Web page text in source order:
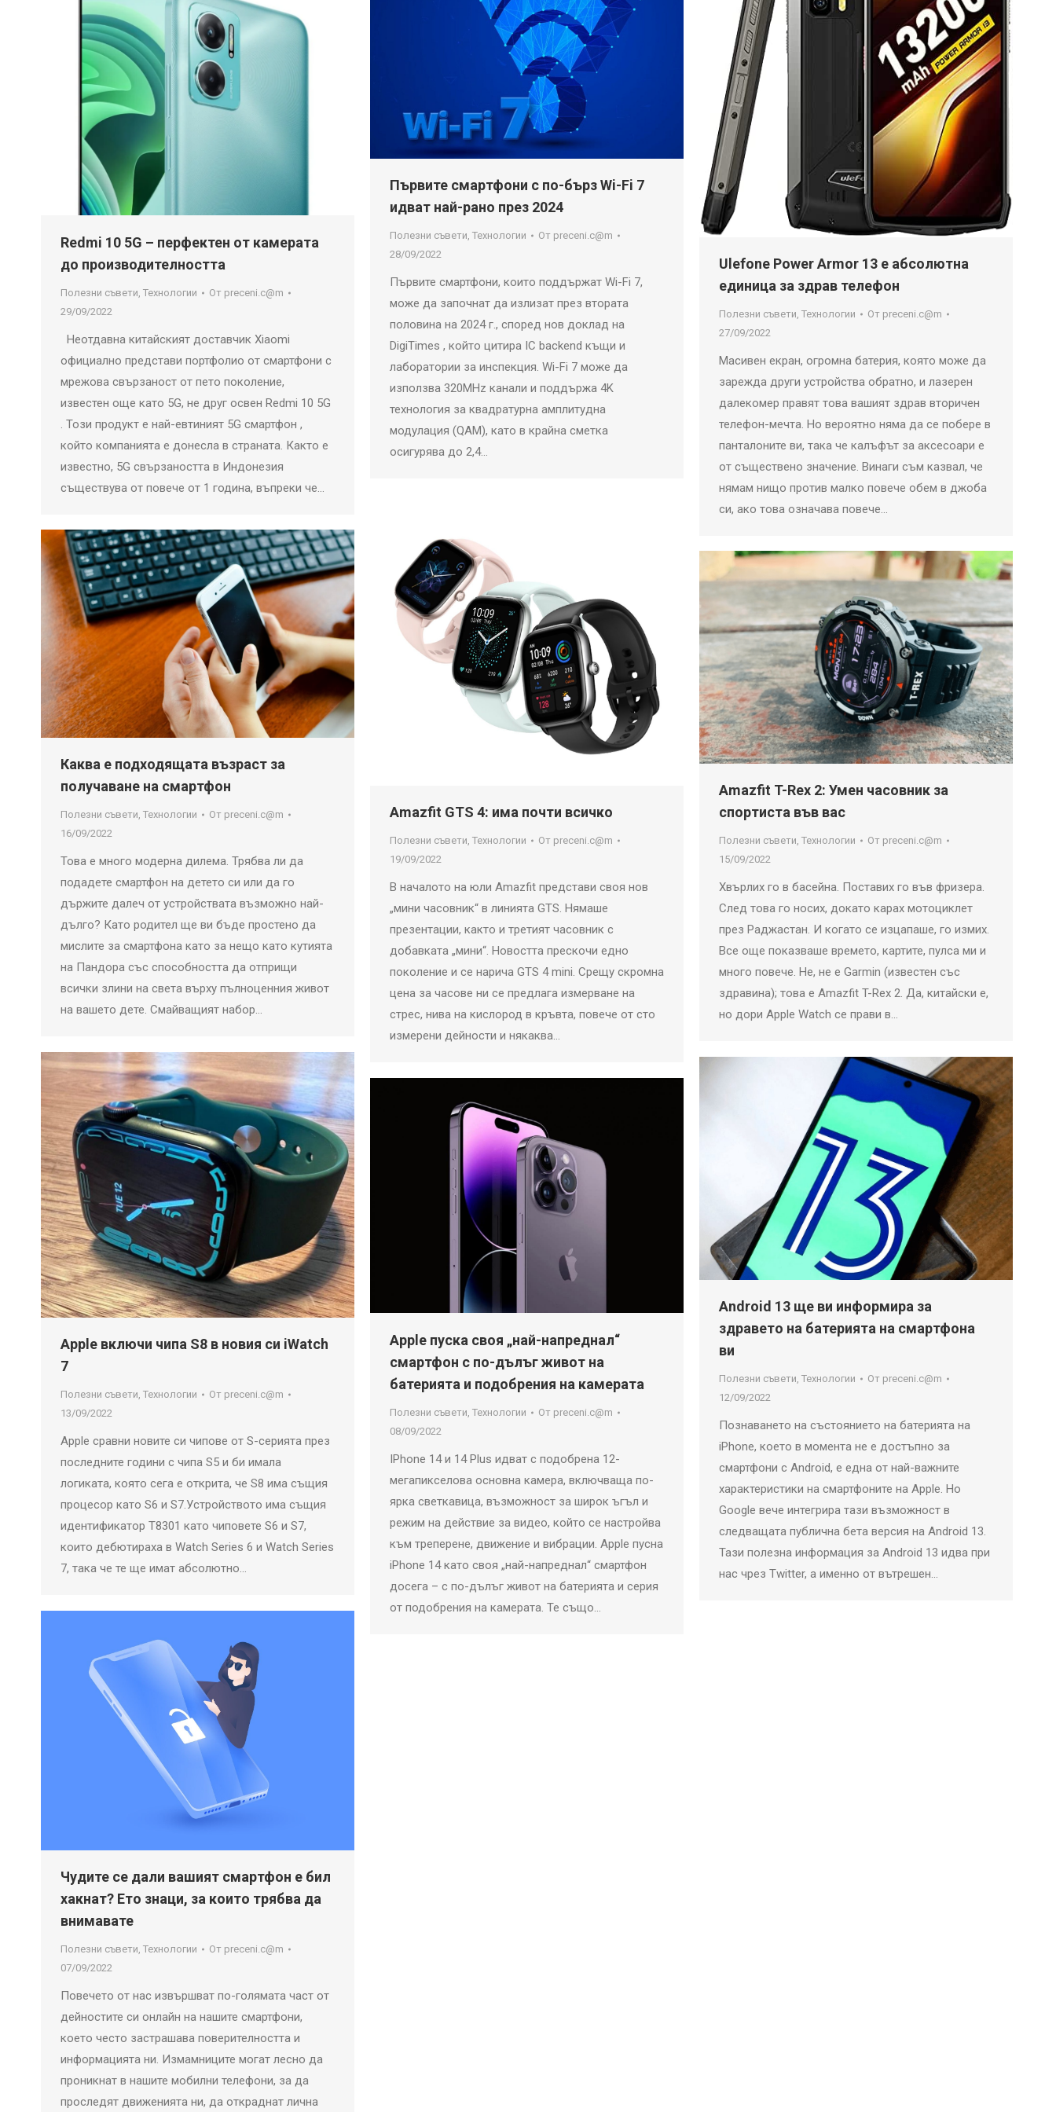
Redmi 10 5G – перфектен от камерата
до производителността
Полезни съвети Технологии От preceni.c@m
29/09/2022
Неотдавна китайският доставчик Xiaomi
официално представи портфолио от смартфони с
мрежова свързаност от пето поколение,
известен още като 5G, не друг освен Redmi 10 5G
. Този продукт е най-евтиният 5G смартфон ,
който компанията е донесла в страната. Както е
известно, 5G свързаността в Индонезия
съществува от повече от 1 година, въпреки че…
Първите смартфони с по-бърз Wi-Fi 7
идват най-рано през 2024
Полезни съвети Технологии От preceni.c@m
28/09/2022
Първите смартфони, които поддържат Wi-Fi 7,
може да започнат да излизат през втората
половина на 2024 г., според нов доклад на
DigiTimes , който цитира IC backend къщи и
лаборатории за инспекция. Wi-Fi 7 може да
използва 320MHz канали и поддържа 4K
технология за квадратурна амплитудна
модулация (QAM), като в крайна сметка
осигурява до 2,4…
Ulefone Power Armor 13 е абсолютна
единица за здрав телефон
Полезни съвети Технологии От preceni.c@m
27/09/2022
Масивен екран, огромна батерия, която може да
зарежда други устройства обратно, и лазерен
далекомер правят това вашият здрав вторичен
телефон-мечта. Но вероятно няма да се побере в
панталоните ви, така че калъфът за аксесоари е
от съществено значение. Винаги съм казвал, че
нямам нищо против малко повече обем в джоба
си, ако това означава повече…
Amazfit GTS 4: има почти всичко
Полезни съвети Технологии От preceni.c@m
19/09/2022
В началото на юли Amazfit представи своя нов
„мини часовник“ в линията GTS. Нямаше
презентации, както и третият часовник с
добавката „мини“. Новостта прескочи едно
поколение и се нарича GTS 4 mini. Срещу скромна
цена за часове ни се предлага измерване на
стрес, нива на кислород в кръвта, повече от сто
измерени дейности и някаква…
Каква е подходящата възраст за
получаване на смартфон
Полезни съвети, Технологии От preceni.c@m
16/09/2022
Това е много модерна дилема. Трябва ли да
подадете смартфон на детето си или да го
държите далеч от устройствата възможно най-
дълго? Като родител ще ви бъде простено да
мислите за смартфона като за нещо като кутията
на Пандора със способността да отприщи
всички злини на света върху пълноценния живот
на вашето дете. Смайващият набор…
Amazfit T-Rex 2: Умен часовник за
спортиста във вас
Полезни съвети Технологии От preceni.c@m
15/09/2022
Хвърлих го в басейна. Поставих го във фризера.
След това го носих, докато карах мотоциклет
през Раджастан. И когато се изцапаше, го измих.
Все още показваше времето, картите, пулса ми и
много повече. Не, не е Garmin (известен със
здравина); това е Amazfit T-Rex 2. Да, китайски е,
но дори Apple Watch се прави в…
Apple включи чипа S8 в новия си iWatch
7
Полезни съвети, Технологии От preceni.c@m
13/09/2022
Apple сравни новите си чипове от S-серията през
последните години с чипа S5 и би имала
логиката, която сега е открита, че S8 има същия
процесор като S6 и S7.Устройството има същия
идентификатор T8301 като чиповете S6 и S7,
които дебютираха в Watch Series 6 и Watch Series
7, така че те ще имат абсолютно…
Android 13 ще ви информира за
здравето на батерията на смартфона
ви
Полезни съвети, Технологии От preceni.c@m
12/09/2022
Познаването на състоянието на батерията на
iPhone, което в момента не е достъпно за
смартфони с Android, е една от най-важните
характеристики на смартфоните на Apple. Но
Google вече интегрира тази възможност в
следващата публична бета версия на Android 13.
Тази полезна информация за Android 13 идва при
нас чрез Twitter, а именно от вътрешен…
Apple пуска своя „най-напреднал“
смартфон с по-дълъг живот на
батерията и подобрения на камерата
Полезни съвети Технологии От preceni.c@m
08/09/2022
IPhone 14 и 14 Plus идват с подобрена 12-
мегапикселова основна камера, включваща по-
ярка светкавица, възможност за широк ъгъл и
режим на действие за видео, който се настройва
към треперене, движение и вибрации. Apple пусна
iPhone 14 като своя „най-напреднал“ смартфон
досега – с по-дълъг живот на батерията и серия
от подобрения на камерата. Те също…
Чудите се дали вашият смартфон е бил
хакнат? Ето знаци, за които трябва да
внимавате
Полезни съвети, Технологии От preceni.c@m
07/09/2022
Повечето от нас извършват по-голямата част от
дейностите си онлайн на нашите смартфони,
което често застрашава поверителността и
информацията ни. Измамниците могат лесно да
проникнат в нашите мобилни телефони, за да
проследят движенията ни, да откраднат лична